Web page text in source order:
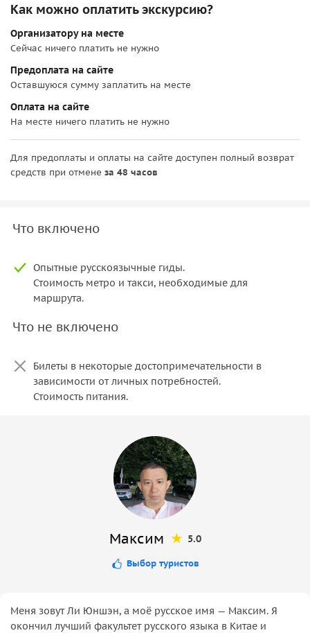
Как можно оплатить экскурсию?
Организатору на месте
Сейчас ничего платить не нужно
Предоплата на сайте
Оставшуюся сумму заплатить на месте
Оплата на сайте
На месте ничего платить не нужно
Для предоплаты и оплаты на сайте доступен полный возврат
средств при отмене за 48 часов
Что включено
Опытные русскоязычные гиды.
Стоимость метро и такси, необходимые для
Что не включено
Билеты в некоторые достопримечательности в
зависимости от личных потребностей.
Стоимость питания.
Максим 5.0
Выбор туристов
Меня зовут Ли Юншэн, а моё русское имя — Максим. Я
окончил лучший факультет русского языка в Китае и